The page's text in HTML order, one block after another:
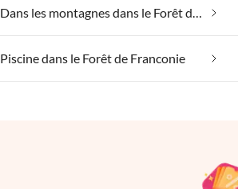
Dans les montagnes dans le Forêt de Franconie
Piscine dans le Forêt de Franconie